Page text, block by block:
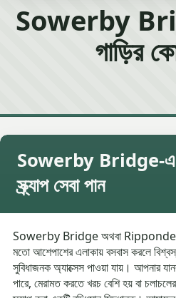
Sowerby
গাড়ির
Sowerby Bridge-এ
স্ক্র্যাপ সেবা পান
Sowerby Bridge অথবা
মতো আশেপাশের এলাকায় বসবাস করলে
সুবিধাজনক অ্যাক্সেস পাওয়া যায়। আপনার
পারে, মেরামত করতে খরচ বেশি হয় বা